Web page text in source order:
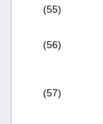
(55)
(56)
(57)